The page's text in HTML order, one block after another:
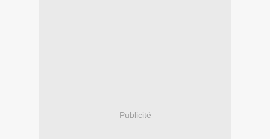
Publicité